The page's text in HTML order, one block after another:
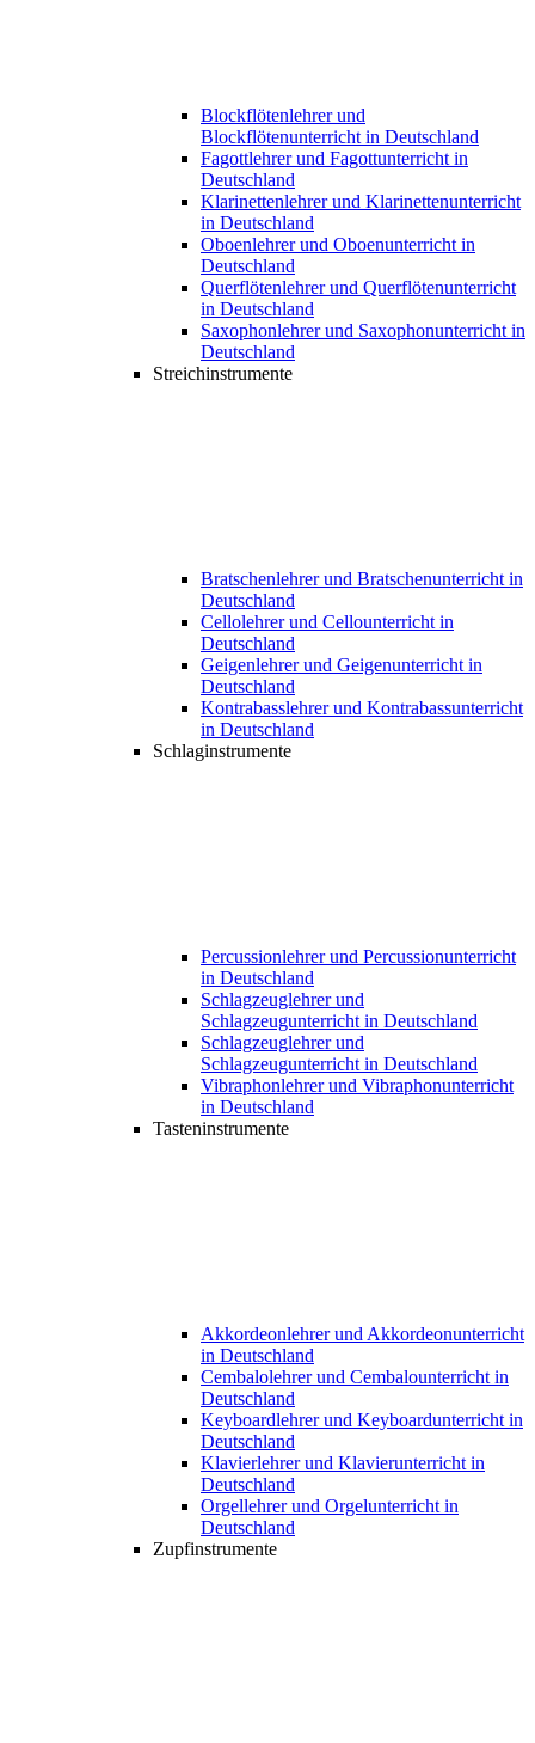
Blockflötenlehrer und
Blockflötenunterricht in Deutschland
Fagottlehrer und Fagottunterricht in
Deutschland
Klarinettenlehrer und Klarinettenunterricht
in Deutschland
Oboenlehrer und Oboenunterricht in
Deutschland
Querflötenlehrer und Querflötenunterricht
in Deutschland
Saxophonlehrer und Saxophonunterricht in
Deutschland
Streichinstrumente
Bratschenlehrer und Bratschenunterricht in
Deutschland
Cellolehrer und Cellounterricht in
Deutschland
Geigenlehrer und Geigenunterricht in
Deutschland
Kontrabasslehrer und Kontrabassunterricht
in Deutschland
Schlaginstrumente
Percussionlehrer und Percussionunterricht
in Deutschland
Schlagzeuglehrer und
Schlagzeugunterricht in Deutschland
Schlagzeuglehrer und
Schlagzeugunterricht in Deutschland
Vibraphonlehrer und Vibraphonunterricht
in Deutschland
Tasteninstrumente
Akkordeonlehrer und Akkordeonunterricht
in Deutschland
Cembalolehrer und Cembalounterricht in
Deutschland
Keyboardlehrer und Keyboardunterricht in
Deutschland
Klavierlehrer und Klavierunterricht in
Deutschland
Orgellehrer und Orgelunterricht in
Deutschland
Zupfinstrumente